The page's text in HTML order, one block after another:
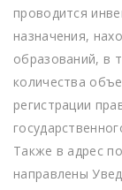
проводится
назначения,
образований, в
количества
регистрации
Также в адрес
направлены